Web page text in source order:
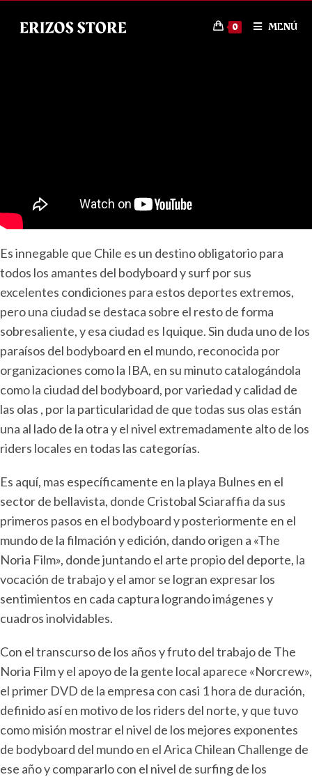
0 MENÚ
Es innegable que Chile es un destino obligatorio para
todos los amantes del bodyboard y surf por sus
excelentes condiciones para estos deportes extremos,
pero una ciudad se destaca sobre el resto de forma
sobresaliente, y esa ciudad es Iquique. Sin duda uno de los
paraísos del bodyboard en el mundo, reconocida por
organizaciones como la IBA, en su minuto catalogándola
como la ciudad del bodyboard, por variedad y calidad de
las olas , por la particularidad de que todas sus olas están
una al lado de la otra y el nivel extremadamente alto de los
riders locales en todas las categorías.
Es aquí, mas específicamente en la playa Bulnes en el
sector de bellavista, donde Cristobal Sciaraffia da sus
primeros pasos en el bodyboard y posteriormente en el
mundo de la filmación y edición, dando origen a «The
Noria Film», donde juntando el arte propio del deporte, la
vocación de trabajo y el amor se logran expresar los
sentimientos en cada captura logrando imágenes y
cuadros inolvidables.
Con el transcurso de los años y fruto del trabajo de The
Noria Film y el apoyo de la gente local aparece «Norcrew»,
el primer DVD de la empresa con casi 1 hora de duración,
definido así en motivo de los riders del norte, y que tuvo
como misión mostrar el nivel de los mejores exponentes
de bodyboard del mundo en el Arica Chilean Challenge de
ese año y compararlo con el nivel de surfing de los